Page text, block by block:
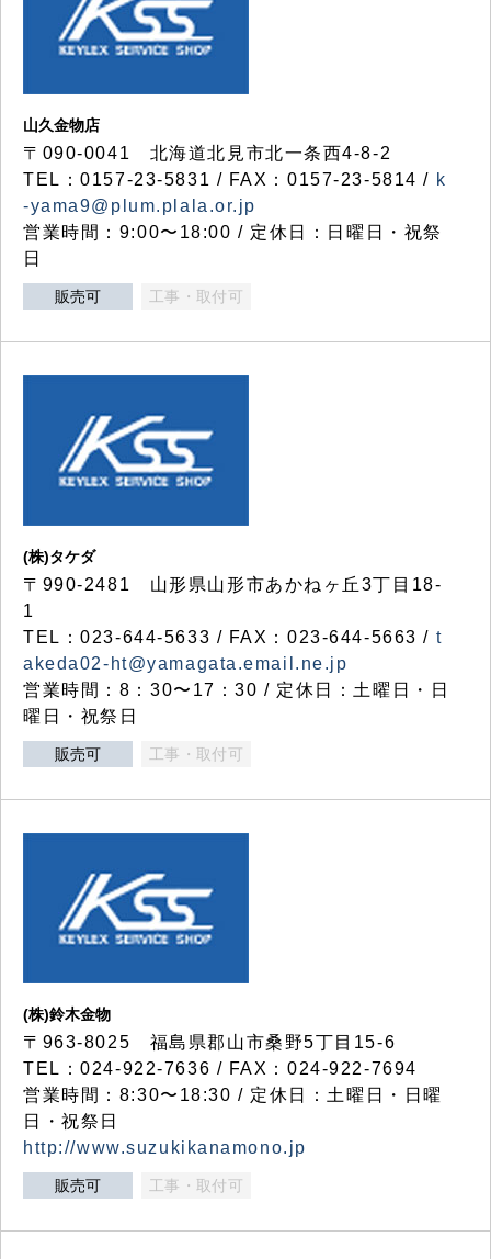
山久金物店
〒090-0041 北海道北見市北一条西4-8-2
TEL：0157-23-5831 / FAX：0157-23-5814 / k
-yama9@plum.plala.or.jp
営業時間：9:00〜18:00 / 定休日：日曜日・祝祭
日
販売可 工事・取付可
(株)タケダ
〒990-2481 山形県山形市あかねヶ丘3丁目18-
1
TEL：023-644-5633 / FAX：023-644-5663 / t
akeda02-ht@yamagata.email.ne.jp
営業時間：8：30〜17：30 / 定休日：土曜日・日
曜日・祝祭日
販売可 工事・取付可
(株)鈴木金物
〒963-8025 福島県郡山市桑野5丁目15-6
TEL：024-922-7636 / FAX：024-922-7694
営業時間：8:30〜18:30 / 定休日：土曜日・日曜
日・祝祭日
http://www.suzukikanamono.jp
販売可 工事・取付可